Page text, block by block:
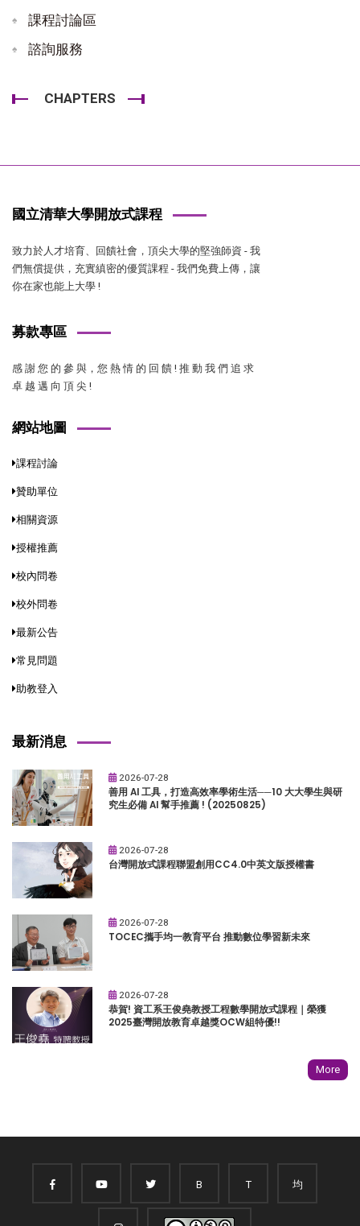
課程討論區
諮詢服務
CHAPTERS
國立清華大學開放式課程
致力於人才培育、回饋社會，頂尖大學的堅強師資 - 我
們無償提供，充實縝密的優質課程 - 我們免費上傳，讓
你在家也能上大學 !
募款專區
感 謝 您 的 參 與，您 熱 情 的 回 饋 ! 推 動 我 們 追 求
卓 越 邁 向 頂 尖 !
網站地圖
課程討論
贊助單位
相關資源
授權推薦
校內問卷
校外問卷
最新公告
常見問題
助教登入
最新消息
2026-07-28
善用 AI 工具，打造高效率學術生活──10 大大學生與研
究生必備 AI 幫手推薦 ! (20250825)
2026-07-28
台灣開放式課程聯盟創用CC4.0中英文版授權書
2026-07-28
TOCEC攜手均一教育平台 推動數位學習新未來
2026-07-28
恭賀! 資工系王俊堯教授工程數學開放式課程｜榮獲
2025臺灣開放教育卓越獎OCW組特優!!
More
B T 均